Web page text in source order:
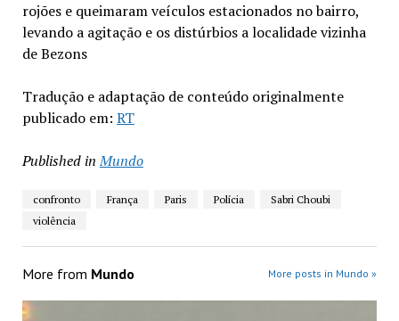
rojões e queimaram veículos estacionados no bairro,
levando a agitação e os distúrbios a localidade vizinha
de Bezons
Tradução e adaptação de conteúdo originalmente
publicado em: RT
Published in Mundo
confronto França Paris Polícia
Sabri Choubi
violência
More from Mundo More posts in Mundo »